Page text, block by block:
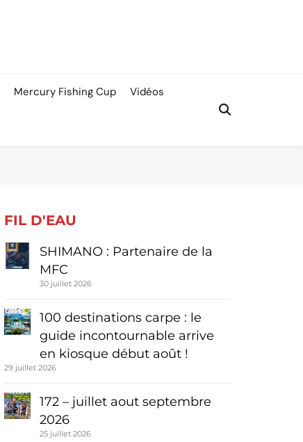
Mercury Fishing Cup Vidéos
FIL D'EAU
SHIMANO : Partenaire de la
MFC
30 juillet 2026
100 destinations carpe : le
guide incontournable arrive
en kiosque début août !
29 juillet 2026
172 – juillet aout septembre
2026
25 juillet 2026